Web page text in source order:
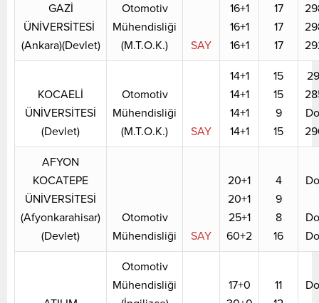
GAZİ
ÜNİVERSİTESİ
(Ankara)(Devlet)
Otomotiv
Mühendisliği
(M.T.O.K.)
SAY
16+1
16+1
16+1
17
17
17
KOCAELİ
ÜNİVERSİTESİ
(Devlet)
Otomotiv
Mühendisliği
(M.T.O.K.)
SAY
14+1
14+1
14+1
14+1
15
15
9
15
AFYON
KOCATEPE
ÜNİVERSİTESİ
(Afyonkarahisar)
(Devlet)
Otomotiv
Mühendisliği
SAY
20+1
20+1
25+1
60+2
4
9
8
16
Otomotiv
Mühendisliği
17+0
11